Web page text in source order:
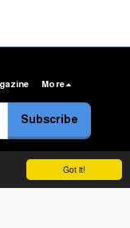
Got it!
More
Subscribe
Food Gate